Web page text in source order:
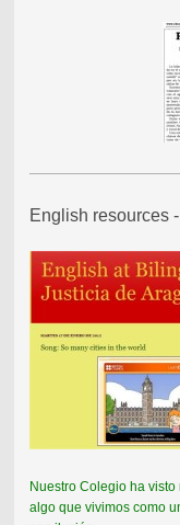
English resources
Nuestro Colegio ha
algo que vivimos como